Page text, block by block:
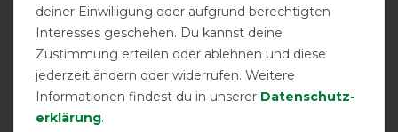
deiner Einwilligung oder aufgrund berechtigten
Interesses geschehen. Du kannst deine
Zustimmung erteilen oder ablehnen und diese
jederzeit ändern oder widerrufen. Weitere
Informationen findest du in unserer Daten­schutz­
erklärung.